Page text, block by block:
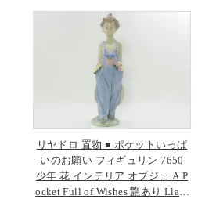
リヤドロ 置物 ■ ポケットいっぱ
いのお願い フィギュリン 7650
少年 花 インテリア オブジェ A P
ocket Full of Wishes 艶あり Lladr